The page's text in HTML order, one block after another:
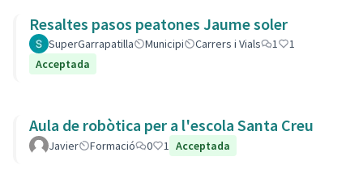
Resaltes pasos peatones Jaume soler
SuperGarrapatilla Municipi Carrers i Vials 1
1
Acceptada
Aula de robòtica per a l'escola Santa Creu
Javier Formació 0 1 Acceptada